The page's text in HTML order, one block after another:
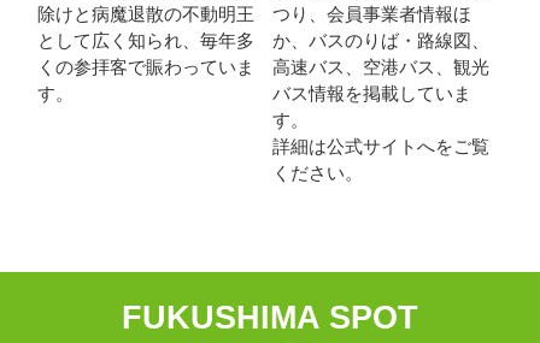
除けと病魔退散の不動明王
として広く知られ、毎年多
くの参拝客で賑わっていま
す。
つり、会員事業者情報ほ
か、バスのりば・路線図、
高速バス、空港バス、観光
バス情報を掲載していま
す。
詳細は公式サイトへをご覧
ください。
FUKUSHIMA SPOT